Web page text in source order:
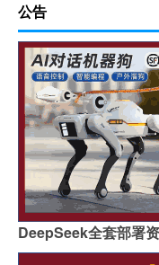
公告
DeepSeek全套部署